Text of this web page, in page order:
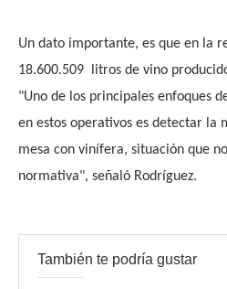
Un dato importante, es que en la
18.600.509 litros de vino
"Uno de los principales enfoques
en estos operativos es detectar la
mesa con vinífera, situación que
normativa", señaló Rodríguez.
También te podría gustar